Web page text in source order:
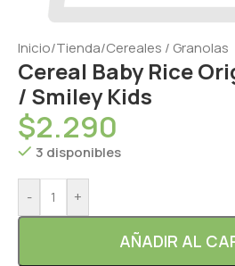
Inicio/Tienda/Cereales / Granolas
Cereal Baby Rice
/ Smiley Kids
$2.290
3 disponibles
- +
AÑADIR AL